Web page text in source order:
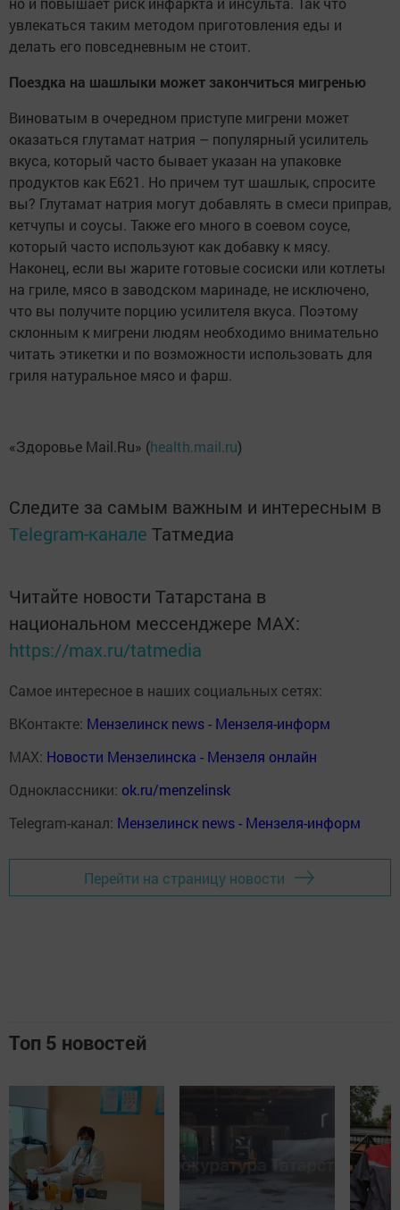
увлекаться таким методом приготовления еды и
делать его повседневным не стоит.
Поездка на шашлыки может закончиться мигренью
Виноватым в очередном приступе мигрени может
оказаться глутамат натрия – популярный усилитель
вкуса, который часто бывает указан на упаковке
продуктов как E621. Но причем тут шашлык, спросите
вы? Глутамат натрия могут добавлять в смеси приправ,
кетчупы и соусы. Также его много в соевом соусе,
который часто используют как добавку к мясу.
Наконец, если вы жарите готовые сосиски или котлеты
на гриле, мясо в заводском маринаде, не исключено,
что вы получите порцию усилителя вкуса. Поэтому
склонным к мигрени людям необходимо внимательно
читать этикетки и по возможности использовать для
гриля натуральное мясо и фарш.
«Здоровье Mail.Ru» (health.mail.ru)
Следите за самым важным и интересным в
Telegram-канале Татмедиа
Читайте новости Татарстана в
национальном мессенджере MАХ:
https://max.ru/tatmedia
Самое интересное в наших социальных сетях:
ВКонтакте: Мензелинск news - Мензеля-информ
MAX: Новости Мензелинска - Мензеля онлайн
Одноклассники: ok.ru/menzelinsk
Telegram-канал: Мензелинск news - Мензеля-информ
Перейти на страницу новости
Топ 5 новостей